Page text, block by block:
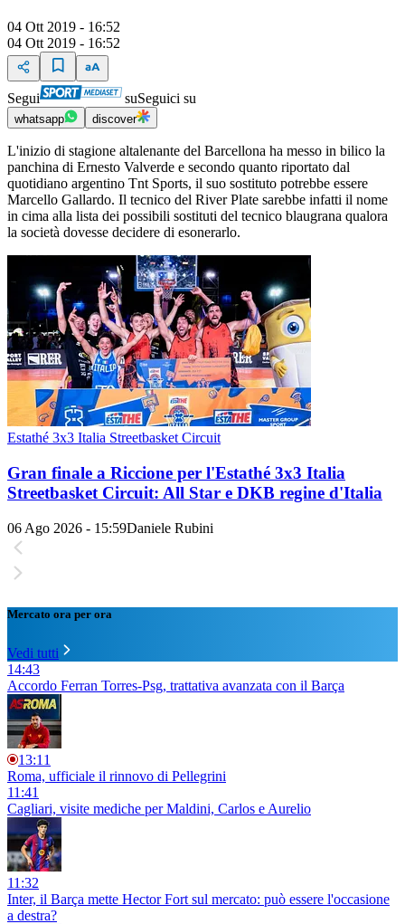
04 Ott 2019 - 16:52
04 Ott 2019 - 16:52
Segui suSeguici su
whatsapp discover
L'inizio di stagione altalenante del Barcellona ha messo in bilico la
panchina di Ernesto Valverde e secondo quanto riportato dal
quotidiano argentino Tnt Sports, il suo sostituto potrebbe essere
Marcello Gallardo. Il tecnico del River Plate sarebbe infatti il nome
in cima alla lista dei possibili sostituti del tecnico blaugrana qualora
la società dovesse decidere di esonerarlo.
Estathé 3x3 Italia Streetbasket Circuit
Gran finale a Riccione per l'Estathé 3x3 Italia
Streetbasket Circuit: All Star e DKB regine d'Italia
06 Ago 2026 - 15:59Daniele Rubini
Mercato ora per ora
Vedi tutti
14:43
Accordo Ferran Torres-Psg, trattativa avanzata con il Barça
13:11
Roma, ufficiale il rinnovo di Pellegrini
11:41
Cagliari, visite mediche per Maldini, Carlos e Aurelio
11:32
Inter, il Barça mette Hector Fort sul mercato: può essere l'occasione
a destra?